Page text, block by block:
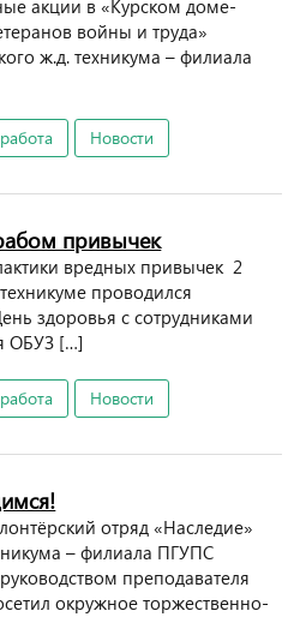
акции в «Курском доме-
войны и труда»
ж.д. техникума – филиала
Новости
привычек
вредных привычек 2
проводился
здоровья с сотрудниками
ОБУЗ […]
Новости
отряд «Наследие»
– филиала ПГУПС
преподавателя
окружное торжественно-